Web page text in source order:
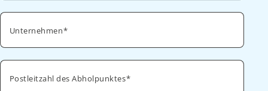
Unternehmen
Postleitzahl des Abholpunktes